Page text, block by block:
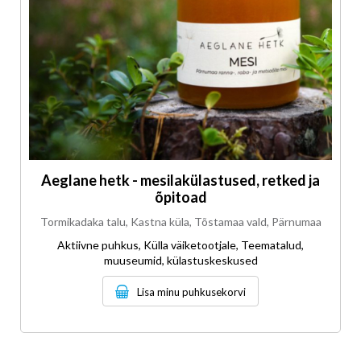
Aeglane hetk - mesilakülastused, retked ja
õpitoad
Tormikadaka talu, Kastna küla, Tõstamaa vald, Pärnumaa
Aktiivne puhkus, Külla väiketootjale, Teematalud,
muuseumid, külastuskeskused
Lisa minu puhkusekorvi